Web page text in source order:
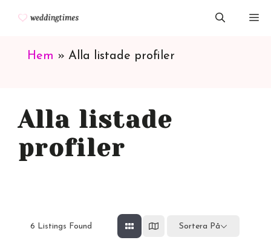
Hem » Alla listade profiler
Alla listade
profiler
6 Listings Found Sortera På